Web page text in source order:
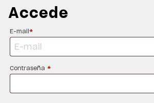
Accede
E-mail *
Contraseña *